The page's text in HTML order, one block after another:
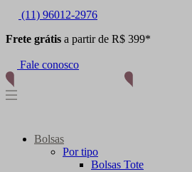
(11) 96012-2976
Frete grátis a partir de R$ 399*
Fale conosco
Bolsas
Por tipo
Bolsas Tote